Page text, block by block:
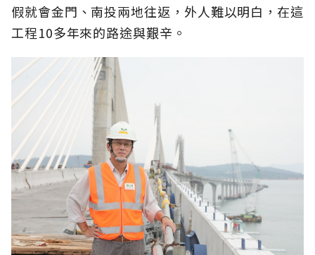
假就會金門、南投兩地往返，外人難以明白，在這
工程10多年來的路途與艱辛。